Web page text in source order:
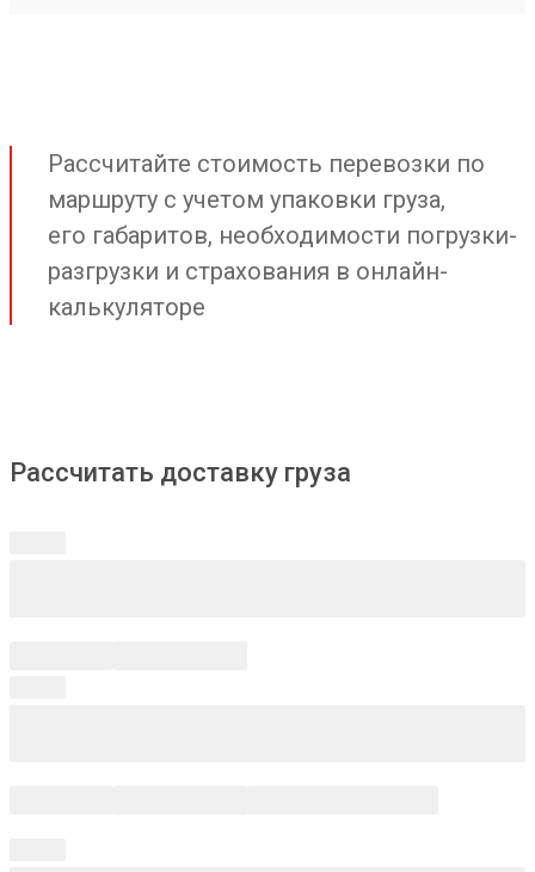
Рассчитайте стоимость перевозки по
маршруту с учетом упаковки груза,
его габаритов, необходимости погрузки-
разгрузки и страхования в онлайн-
калькуляторе
Рассчитать доставку груза